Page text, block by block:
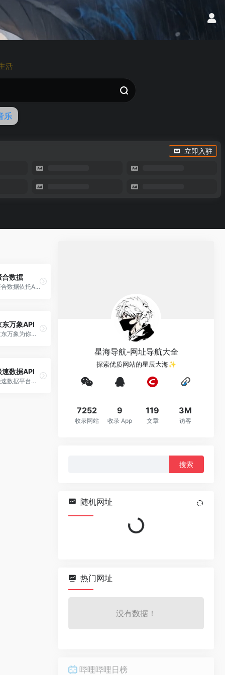
活
乐
立即入驻
合数据
聚合数据依托API数据接口标准化服务、发力API治理、数据治理、数字化员工等领域，提供身份证实名认证，短信API接口，验证码API接口，身份证OCR识别等覆盖多领域、多场景的API平台服务，找API接口，上聚合数据！
东万象API
京东万象为你提供金融理财API、电子商务API、人工智能API、生活服务API、交通地理API、企业管理API等相关的各类API和服务，软件服务市场首选京东智联云！
速数据API
极速数据平台提供各类生活数据API，方便开发者快速简单的开发APP、软件及其他服务平台。公交、火车、违章、快递等数据应有尽有。
星海导航-网址导航大全
探索优质网站的星辰大海✨
7252
收录网站
9
收录 App
119
文章
3M
访客
随机网址 Loading...
热门网址
没有数据！
哔哩哔哩日榜